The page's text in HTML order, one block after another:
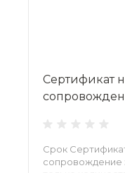
Сертификат
Срок
сопровождение